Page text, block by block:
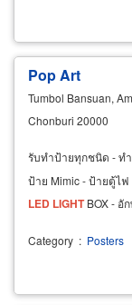
Pop Art
Tumbol Bansuan,
Chonburi 20000
รับทำป้ายทุกชนิด - ท
ป้าย Mimic - ป้ายตู้ไฟ
LED LIGHTBOX - อั
Category : Posters